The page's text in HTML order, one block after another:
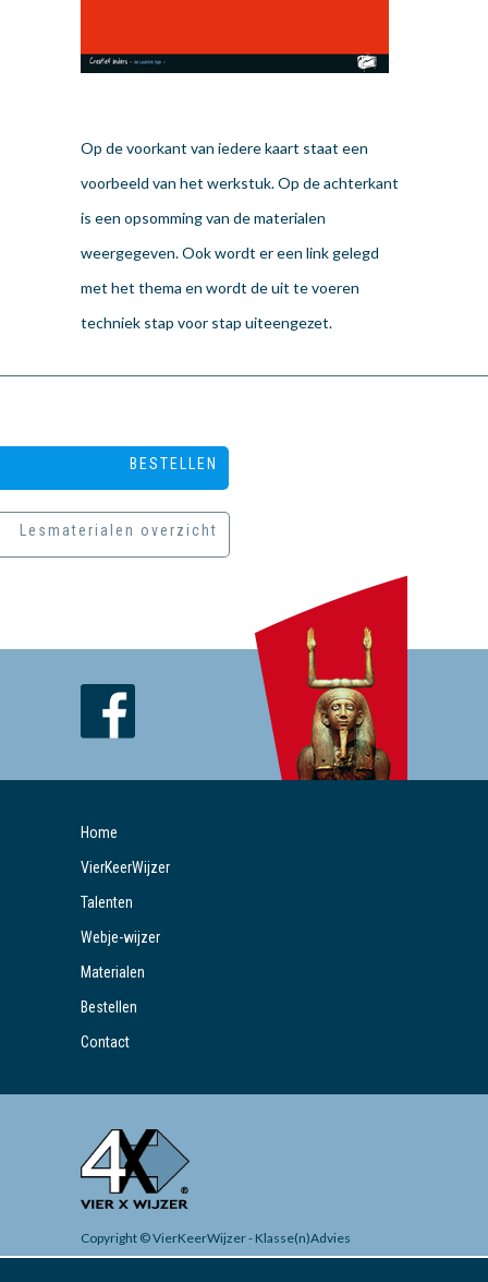
Op de voorkant van iedere kaart staat een
voorbeeld van het werkstuk. Op de achterkant
is een opsomming van de materialen
weergegeven. Ook wordt er een link gelegd
met het thema en wordt de uit te voeren
techniek stap voor stap uiteengezet.
BESTELLEN
Lesmaterialen overzicht
Home
VierKeerWijzer
Talenten
Webje-wijzer
Materialen
Bestellen
Contact
Copyright © VierKeerWijzer - Klasse(n)Advies